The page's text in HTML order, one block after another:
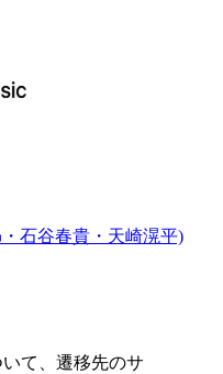
石谷春貴・天崎滉平)
て、遷移先のサ